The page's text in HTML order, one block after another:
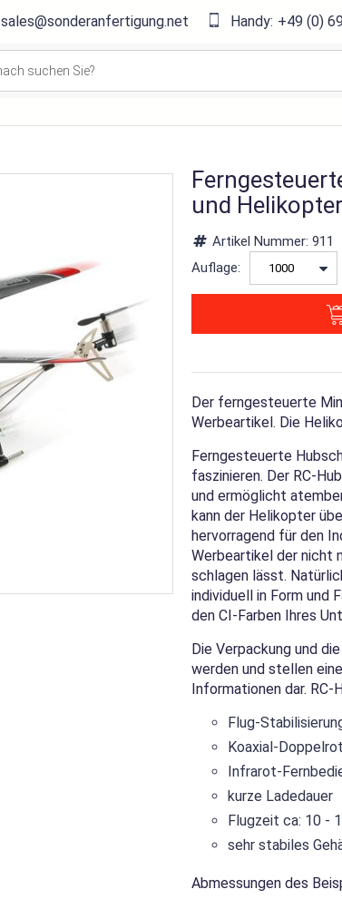
sales@sonderanfertigung.net Handy: +49 (0)
und
Artikel Nummer: 911
Auflage:
Der ferngesteuerte
Werbeartikel. Die
Ferngesteuerte
faszinieren. Der RC-
und ermöglicht
kann der Helikopter
hervorragend für den
Werbeartikel der nicht
schlagen lässt.
individuell in Form und
den CI-Farben Ihres
Die Verpackung und
werden und stellen
Informationen dar.
Flug-
Koaxial-
Infrarot-
kurze Ladedauer
Flugzeit ca: 10 -
sehr stabiles
Abmessungen des